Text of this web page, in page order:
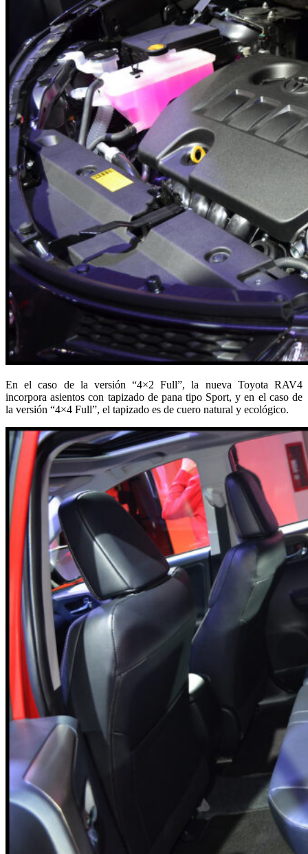
En el caso de la versión “4×2 Full”, la nueva Toyota RAV4
incorpora asientos con tapizado de pana tipo Sport, y en el caso de
la versión “4×4 Full”, el tapizado es de cuero natural y ecológico.